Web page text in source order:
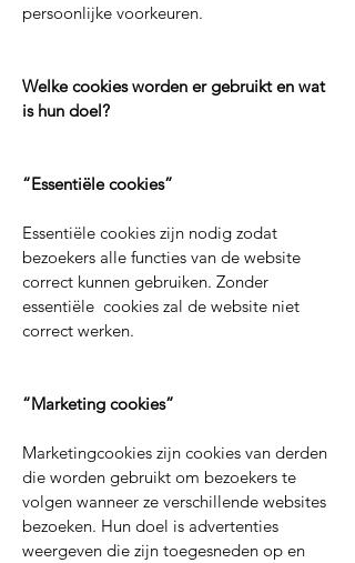
persoonlijke voorkeuren.
Welke cookies worden er gebruikt en wat
is hun doel?
“Essentiële cookies”
Essentiële cookies zijn nodig zodat
bezoekers alle functies van de website
correct kunnen gebruiken. Zonder
essentiële cookies zal de website niet
correct werken.
“Marketing cookies”
Marketingcookies zijn cookies van derden
die worden gebruikt om bezoekers te
volgen wanneer ze verschillende websites
bezoeken. Hun doel is advertenties
weergeven die zijn toegesneden op en